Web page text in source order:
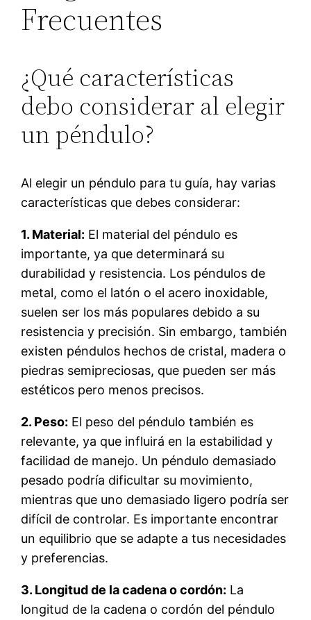
Frecuentes
¿Qué características
debo considerar al elegir
un péndulo?
Al elegir un péndulo para tu guía, hay varias
características que debes considerar:
1. Material: El material del péndulo es
importante, ya que determinará su
durabilidad y resistencia. Los péndulos de
metal, como el latón o el acero inoxidable,
suelen ser los más populares debido a su
resistencia y precisión. Sin embargo, también
existen péndulos hechos de cristal, madera o
piedras semipreciosas, que pueden ser más
estéticos pero menos precisos.
2. Peso: El peso del péndulo también es
relevante, ya que influirá en la estabilidad y
facilidad de manejo. Un péndulo demasiado
pesado podría dificultar su movimiento,
mientras que uno demasiado ligero podría ser
difícil de controlar. Es importante encontrar
un equilibrio que se adapte a tus necesidades
y preferencias.
3. Longitud de la cadena o cordón: La
longitud de la cadena o cordón del péndulo